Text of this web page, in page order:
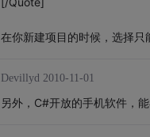
在你新建项目的时候，选择只
Devillyd 2010-11-01
另外，C#开放的手机软件，